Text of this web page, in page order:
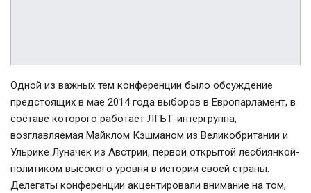
Одной из важных тем конференции было обсуждение
предстоящих в мае 2014 года выборов в Европарламент, в
составе которого работает ЛГБТ-интергруппа,
возглавляемая Майклом Кэшманом из Великобритании и
Ульрике Луначек из Австрии, первой открытой лесбиянкой-
политиком высокого уровня в истории своей страны.
Делегаты конференции акцентировали внимание на том,